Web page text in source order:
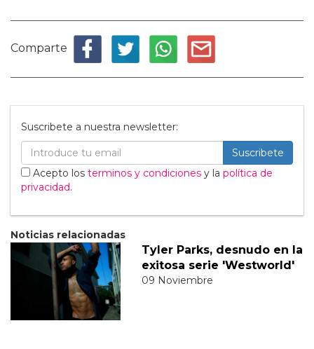
Comparte
Suscribete a nuestra newsletter:
Suscribete
Acepto los terminos y condiciones y la política de
privacidad.
Noticias relacionadas
Tyler Parks, desnudo en la
exitosa serie 'Westworld'
09 Noviembre